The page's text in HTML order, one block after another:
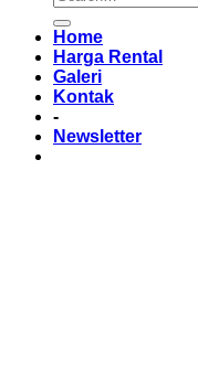
Home
Harga Rental
Galeri
Kontak
-
Newsletter